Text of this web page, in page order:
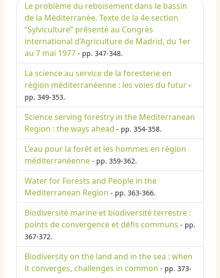
Le problème du reboisement dans le bassin
de la Méditerranée. Texte de la 4e section
“Sylviculture” présenté au Congrès
international d’Agriculture de Madrid, du 1er
au 7 mai 1977 - pp. 347-348.
La science au service de la foresterie en
région méditerranéenne : les voies du futur -
pp. 349-353.
Science serving forestry in the Mediterranean
Region : the ways ahead - pp. 354-358.
L’eau pour la forêt et les hommes en région
méditerranéenne - pp. 359-362.
Water for Forests and People in the
Mediterranean Region - pp. 363-366.
Biodiversité marine et biodiversité terrestre :
points de convergence et défis communs - pp.
367-372.
Biodiversity on the land and in the sea : when
it converges, challenges in common - pp. 373-